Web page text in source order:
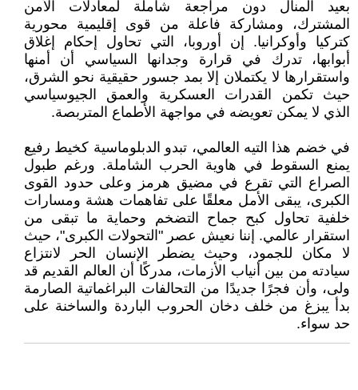
بعيد المنال دون مراجعة شاملة لمعادلات الأمن
المشترك، ومشاركة فاعلة من قوى إقليمية محورية
كتركيا وأوكرانيا. إن أوروبا، التي تحاول إحكام إغلاق
أبوابها، تدرك في قرارة وجدانها السياسي أن أمنها
واستقرارها لا يكتملان إلا بمد جسور حقيقية نحو الشرق،
حيث تكمن القدرات العسكرية والعمق الجيوسياسي
الذي لا يمكن تعويضه في مواجهة الأطماع المتربصة.
في خضم هذا التيه العالمي، تبدو الدبلوماسية كخيط رفيع
يمنع السقوط في هاوية الحرب الشاملة. ورغم طبول
الصراع التي تقرع في مضيق هرمز وعلى حدود القوى
الكبرى، يبقى الأمل معلقًا على تفاهمات هشة ومسارات
خلفية تحاول كبح جماح التضخم وحماية ما تبقى من
استقرار عالمي. إننا نعيش عصر "التحولات الكبرى"، حيث
لا مكان للجمود، وحيث يضطر الإنسان الحر لانتزاع
سيادته من بين أنياب الأزمات، مدركًا أن العالم القديم قد
ولى، وأن فجرًا جديدًا من التحالفات البراغماتية الصارمة
بدأ يبزغ من خلف دخان الحروب الباردة والساخنة على
حد سواء.